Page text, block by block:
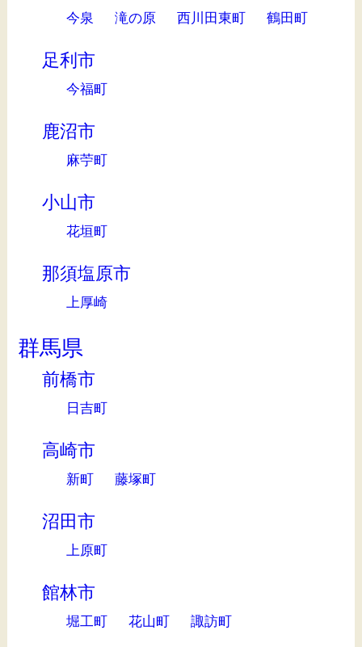
今泉 滝の原 西川田東町 鶴田町
足利市
今福町
鹿沼市
麻苧町
小山市
花垣町
那須塩原市
上厚崎
群馬県
前橋市
日吉町
高崎市
新町 藤塚町
沼田市
上原町
館林市
堀工町 花山町 諏訪町